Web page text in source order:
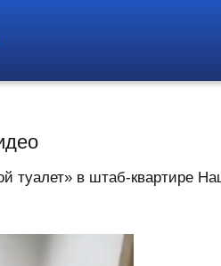
в штаб-квартире